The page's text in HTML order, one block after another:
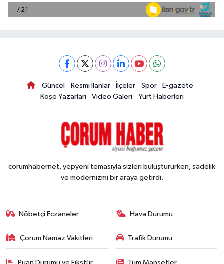
Güncel Resmi İlanlar İlçeler Spor
E-gazete
Köşe Yazarları
Video Galeri Yurt Haberleri
corumhabernet, yepyeni temasıyla sizleri buluştururken, sadelik
ve modernizmi bir araya getirdi.
Nöbetçi Eczaneler Hava Durumu
Çorum Namaz Vakitleri Trafik Durumu
Puan Durumu ve Fikstür Tüm Manşetler